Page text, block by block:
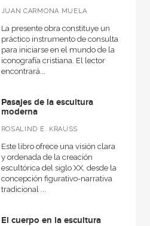
JUAN CARMONA MUELA
La presente obra constituye un
práctico instrumento de consulta
para iniciarse en el mundo de la
iconografía cristiana. El lector
encontrará...
Pasajes de la escultura
moderna
ROSALIND E. KRAUSS
Este libro ofrece una visión clara
y ordenada de la creación
escultórica del siglo XX, desde la
concepción figurativo-narrativa
tradicional ...
El cuerpo en la escultura